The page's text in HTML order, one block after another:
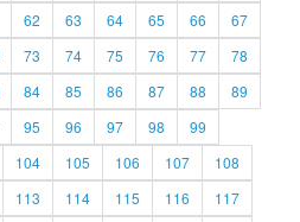
62 63 64 65 66
67
73 74 75 76 77
78
84 85 86 87 88
89
95 96 97 98
99
104 105 106 107
108
113 114 115 116
117